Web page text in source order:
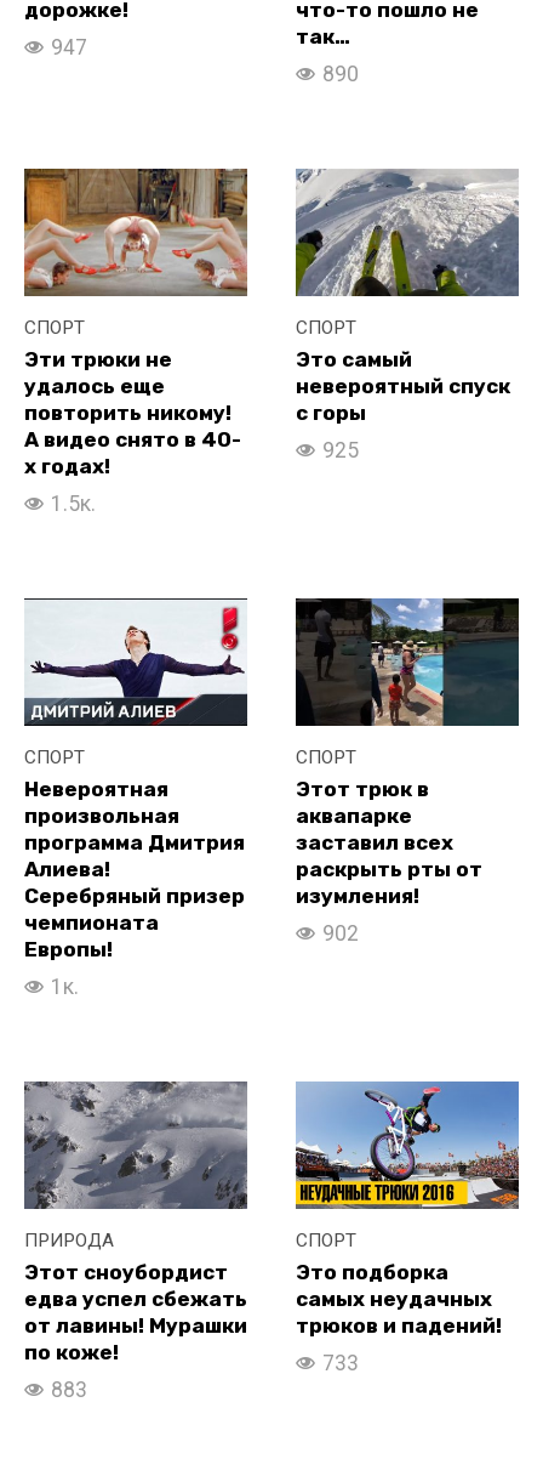
дорожке!
947
что-то пошло не
так…
890
СПОРТ
Эти трюки не
удалось еще
повторить никому!
А видео снято в 40-
х годах!
1.5к.
СПОРТ
Это самый
невероятный спуск
с горы
925
СПОРТ
Невероятная
произвольная
программа Дмитрия
Алиева!
Серебряный призер
чемпионата
Европы!
1к.
СПОРТ
Этот трюк в
аквапарке
заставил всех
раскрыть рты от
изумления!
902
ПРИРОДА
Этот сноубордист
едва успел сбежать
от лавины! Мурашки
по коже!
883
СПОРТ
Это подборка
самых неудачных
трюков и падений!
733